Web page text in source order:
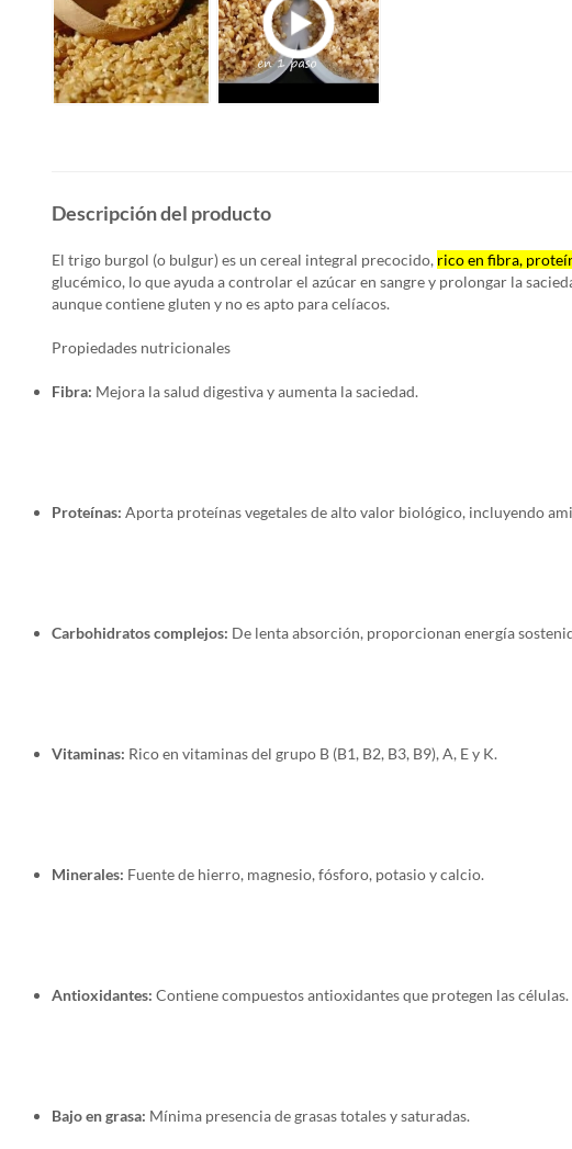
Descripción del producto
El trigo burgol (o bulgur) es un cereal integral precocido, rico en fibra,
glucémico, lo que ayuda a controlar el azúcar en sangre y prolongar la
aunque contiene gluten y no es apto para celíacos.
Propiedades nutricionales
Fibra: Mejora la salud digestiva y aumenta la saciedad.
Proteínas: Aporta proteínas vegetales de alto valor biológico, incluyendo
Carbohidratos complejos: De lenta absorción, proporcionan energía
Vitaminas: Rico en vitaminas del grupo B (B1, B2, B3, B9), A, E y K.
Minerales: Fuente de hierro, magnesio, fósforo, potasio y calcio.
Antioxidantes: Contiene compuestos antioxidantes que protegen las células.
Bajo en grasa: Mínima presencia de grasas totales y saturadas.